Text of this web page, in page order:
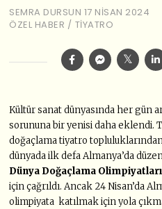
SEMRA DURSUN 17 NISAN 2024
ÖZEL HABER / TIYATRO
Kültür sanat dünyasında her gün
sorununa bir yenisi daha eklendi.
doğaçlama tiyatro
dünyada ilk defa Almanya’da
Dünya Doğaçlama Olimpiyatları
için çağrıldı. Ancak 24 Nisan’da
olimpiyata katılmak için yola